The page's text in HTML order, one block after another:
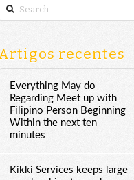
Search
recentes
Everything May do
Regarding Meet up with
Filipino Person Beginning
Within the next ten
minutes
Kikki Services keeps large